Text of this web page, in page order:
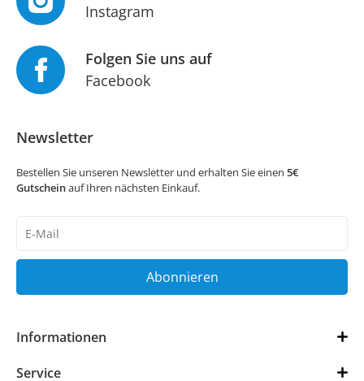
Instagram
Folgen Sie uns auf
Facebook
Newsletter
Bestellen Sie unseren Newsletter und erhalten Sie einen 5€
Gutscheinauf Ihren nächsten Einkauf.
Honig
Abonnieren
Informationen
Service